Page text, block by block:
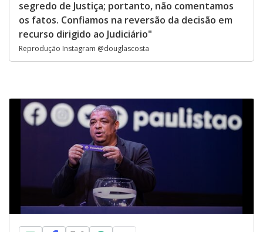
segredo de Justiça; portanto, não comentamos
os fatos. Confiamos na reversão da decisão em
recurso dirigido ao Judiciário"
Reprodução Instagram @douglascosta